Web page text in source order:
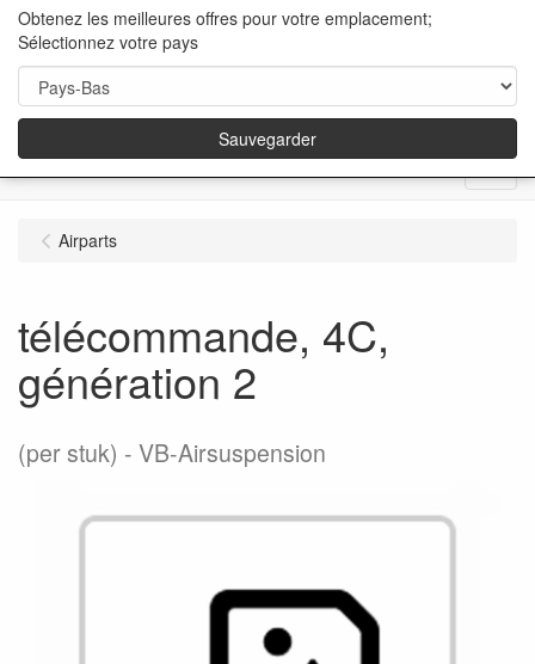
Menu
Airparts
télécommande, 4C,
génération 2
(per stuk) VB-Airsuspension
Obtenez les meilleures offres pour votre emplacement;
Sélectionnez votre pays
Sauvegarder